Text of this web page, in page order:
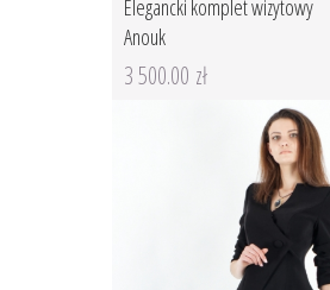
Elegancki komplet wizytowy
Anouk
3 500.00 zł